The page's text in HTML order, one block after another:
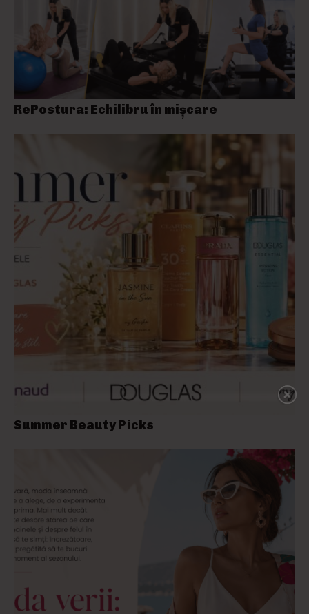
RePostura: Echilibru în mișcare
Summer Beauty Picks